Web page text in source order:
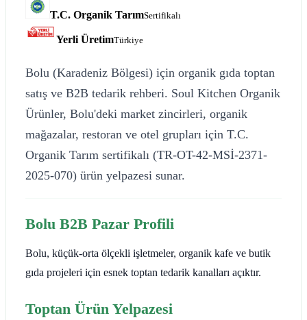
T.C. Organik TarımSertifikalı
Yerli ÜretimTürkiye
Bolu (Karadeniz Bölgesi) için organik gıda toptan
satış ve B2B tedarik rehberi. Soul Kitchen Organik
Ürünler, Bolu'deki market zincirleri, organik
mağazalar, restoran ve otel grupları için T.C.
Organik Tarım sertifikalı (TR-OT-42-MSİ-2371-
2025-070) ürün yelpazesi sunar.
Bolu B2B Pazar Profili
Bolu, küçük-orta ölçekli işletmeler, organik kafe ve butik
gıda projeleri için esnek toptan tedarik kanalları açıktır.
Toptan Ürün Yelpazesi